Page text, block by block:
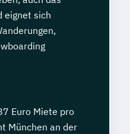
eignet sich
Euro Miete pro
München an der